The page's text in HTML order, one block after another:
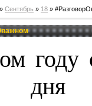
» Сентябрь » 18 »
году